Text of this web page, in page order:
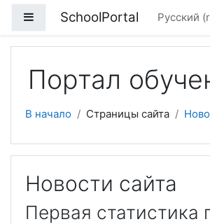
Боковая панель
SchoolPortal Русский
Портал
В начало Страницы сайта
Новости сайта
Первая